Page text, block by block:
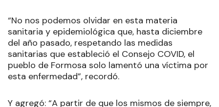
“No nos podemos olvidar en esta materia
sanitaria y epidemiológica que, hasta diciembre
del año pasado, respetando las medidas
sanitarias que estableció el Consejo COVID, el
pueblo de Formosa solo lamentó una víctima por
esta enfermedad”, recordó.
Y agregó: “A partir de que los mismos de siempre,